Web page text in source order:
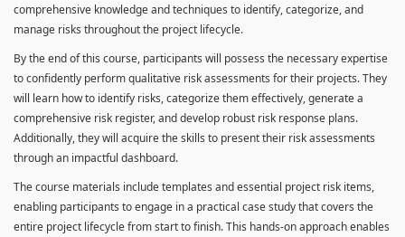
comprehensive knowledge and techniques to identify, categorize, and
manage risks throughout the project lifecycle.
By the end of this course, participants will possess the necessary expertise
to confidently perform qualitative risk assessments for their projects. They
will learn how to identify risks, categorize them effectively, generate a
comprehensive risk register, and develop robust risk response plans.
Additionally, they will acquire the skills to present their risk assessments
through an impactful dashboard.
The course materials include templates and essential project risk items,
enabling participants to engage in a practical case study that covers the
entire project lifecycle from start to finish. This hands-on approach enables